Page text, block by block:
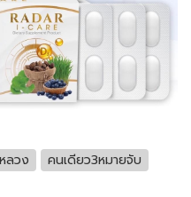
ลวง
คนเดียว3หมายจับ